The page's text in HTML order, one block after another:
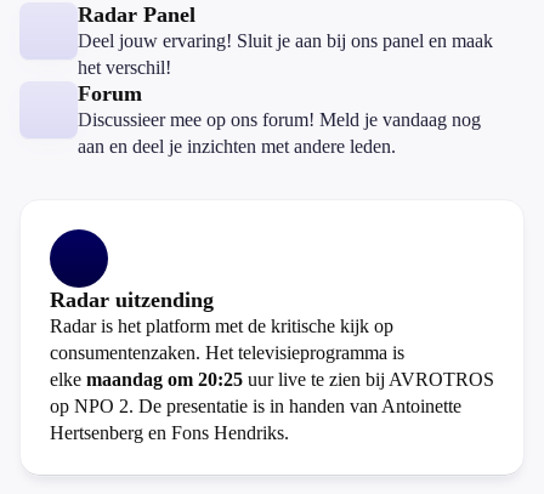
Radar Panel
Deel jouw ervaring! Sluit je aan bij ons panel en maak
het verschil!
Forum
Discussieer mee op ons forum! Meld je vandaag nog
aan en deel je inzichten met andere leden.
Radar uitzending
Radar is het platform met de kritische kijk op
consumentenzaken. Het televisieprogramma is
elke maandag om 20:25 uur live te zien bij AVROTROS
op NPO 2. De presentatie is in handen van Antoinette
Hertsenberg en Fons Hendriks.